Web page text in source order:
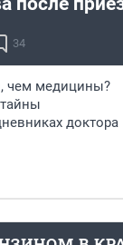
34
чем медицины?
доктора